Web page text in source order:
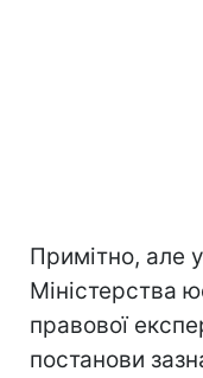
Примітно, але
Міністерства
правової
постанови